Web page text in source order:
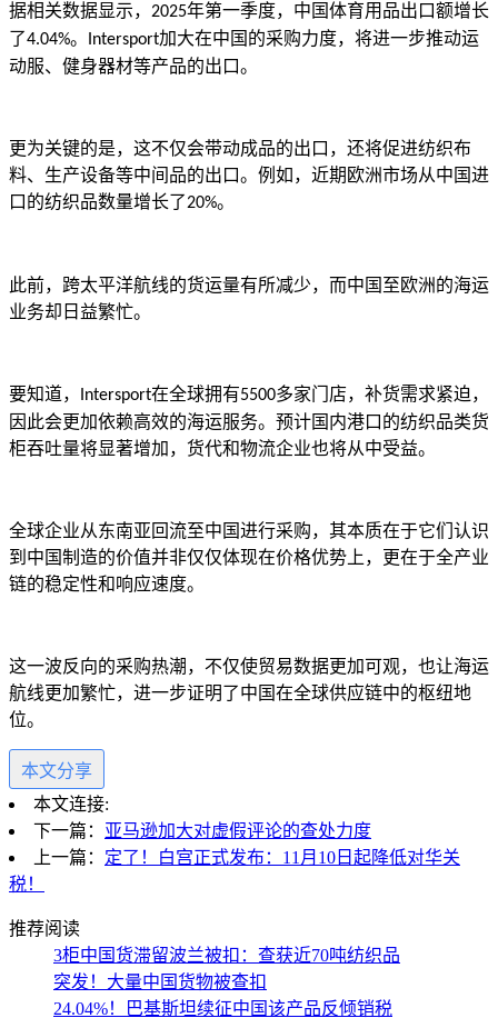
据相关数据显示， 2025年第一季度，中国体育用品出口额增长
了4.04%。 Intersport加大在中国的采购力度，将进一步推动运
动服、健身器材等产品的出口。
更为关键的是，这不仅会带动成品的出口，还将促进纺织布
料、生产设备等中间品的出口。例如，近期欧洲市场从中国进
口的纺织品数量增长了20%。
此前，跨太平洋航线的货运量有所减少，而中国至欧洲的海运
业务却日益繁忙。
要知道， Intersport在全球拥有5500多家门店，补货需求紧迫，
因此会更加依赖高效的海运服务。预计国内港口的纺织品类货
柜吞吐量将显著增加，货代和物流企业也将从中受益。
全球企业从东南亚回流至中国进行采购，其本质在于它们认识
到中国制造的价值并非仅仅体现在价格优势上，更在于全产业
链的稳定性和响应速度。
这一波反向的采购热潮，不仅使贸易数据更加可观，也让海运
航线更加繁忙，进一步证明了中国在全球供应链中的枢纽地
位。
本文分享
本文连接:
下一篇： 亚马逊加大对虚假评论的查处力度
上一篇： 定了！白宫正式发布：11月10日起降低对华关
税！
推荐阅读
3柜中国货滞留波兰被扣：查获近70吨纺织品
突发！大量中国货物被查扣
24.04%！巴基斯坦续征中国该产品反倾销税